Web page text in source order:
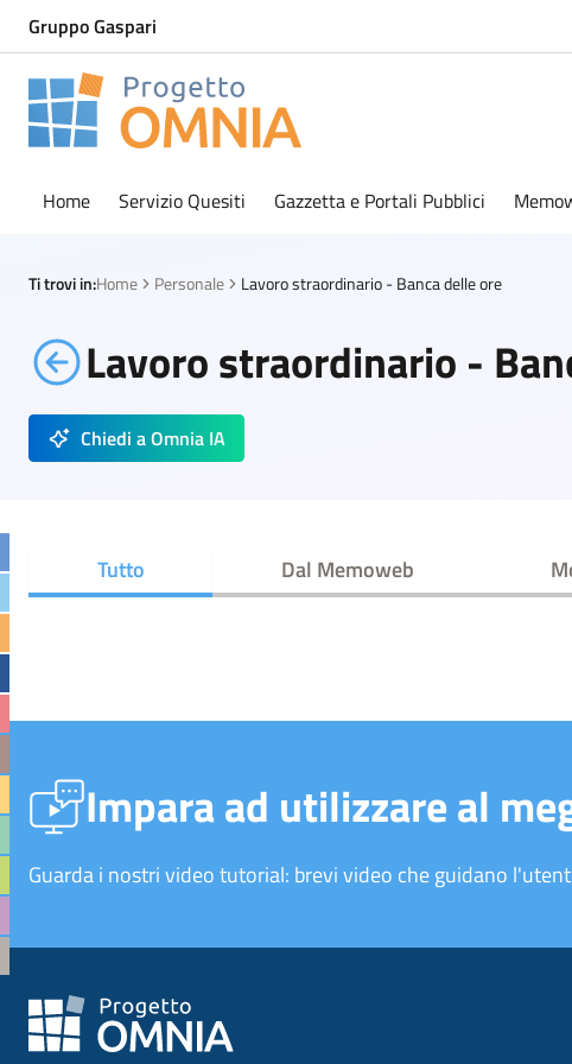
Gruppo Gaspari
Progetto Omnia
Home Servizio Quesiti Gazzetta e Portali Pubblici
Ti trovi in:Home Personale Lavoro straordinario - Banca delle ore
Lavoro straordinario -
Chiedi a Omnia IA
Tutto Dal Memoweb
Impara ad utilizzare al
Guarda i nostri video tutorial: brevi video che guidano